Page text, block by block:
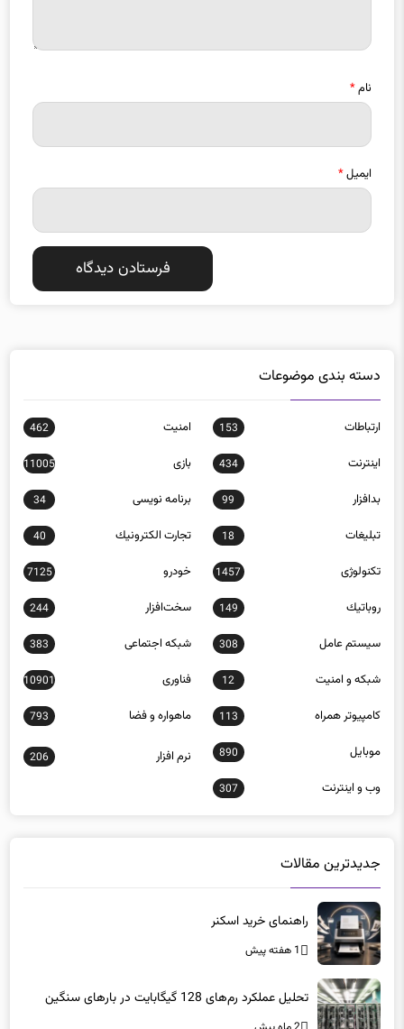
نام*
ایمیل*
دسته بندی موضوعات
ارتباطات 153 امنيت 462
اينترنت 434 بازی 11005
بدافزار 99 برنامه نويسی 34
تبلیغات 18 تجارت الكترونيك 40
تکنولوژی 1457 خودرو 7125
روباتيك 149 سخت‌افزار 244
سيستم عامل 308 شبكه اجتماعی 383
شبكه و امنيت 12 فناوری 10901
كامپيوتر همراه 113 ماهواره و فضا 793
موبايل 890 نرم افزار 206
وب و اينترنت 307
جدیدترین مقالات
راهنمای خرید اسکنر
1 هفته پیش
تحلیل عملکرد رم‌های 128 گیگابایت در بارهای سنگین